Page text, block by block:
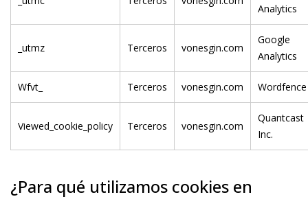
Analytics
_utmz Terceros vonesgin.com
Google
Analytics
Wfvt_ Terceros vonesgin.com Wordfence
Viewed_cookie_policy Terceros vonesgin.com
Quantcast
Inc.
¿Para qué utilizamos cookies en